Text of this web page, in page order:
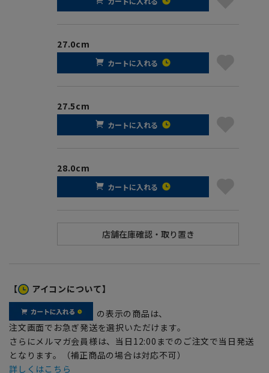
27.0cm
カートに入れる
27.5cm
カートに入れる
28.0cm
カートに入れる
【 アイコンについて】
の表示の商品は、
注文画面でお急ぎ発送を選択いただけます。
さらにメルマガ会員様は、当日12:00までのご注文で当日発送
となります。（補正商品の場合は対応不可）
詳しくはこちら